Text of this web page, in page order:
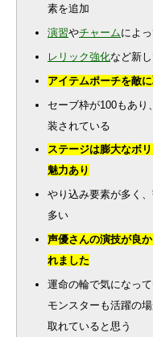
素を追加
演習やチャームによ
レリック強化など新
アイテムポーチを敵
セーブ枠が100もあ
装されている
ステージは膨大なボ
魅力あり
やり込み要素が多く
多い
声優さんの演技が良
れました
運命の輪で気になっ
モンスターも活躍の
取れていると思う